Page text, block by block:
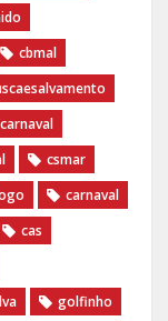
cbmal
csmar
carnaval
cas
golfinho